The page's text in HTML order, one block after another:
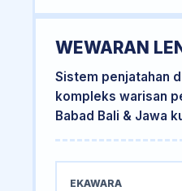
WEWARAN
Sistem penjatahan
kompleks warisan
Babad Bali & Jawa
EKAWARA